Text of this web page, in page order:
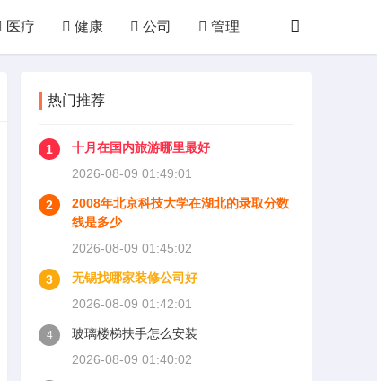
医疗 健康 公司 管理
热门推荐
1
十月在国内旅游哪里最好
2026-08-09 01:49:01
2
2008年北京科技大学在湖北的录取分数
线是多少
2026-08-09 01:45:02
3
无锡找哪家装修公司好
2026-08-09 01:42:01
4
玻璃楼梯扶手怎么安装
2026-08-09 01:40:02